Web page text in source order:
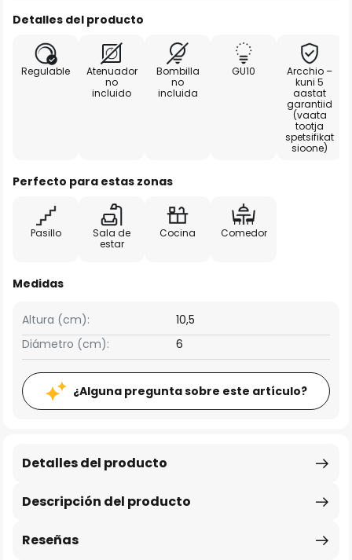
Detalles del producto
Regulable
Atenuador
no
incluido
Bombilla
no
incluida
GU10
Arcchio –
kuni 5
aastat
garantiid
(vaata
tootja
spetsifikat
sioone)
Perfecto para estas zonas
Pasillo
Sala de
estar
Cocina Comedor
Medidas
Altura (cm):
10,5
Diámetro (cm):
6
¿Alguna pregunta sobre este artículo?
Descripción del producto
Detalles del producto
Reseñas